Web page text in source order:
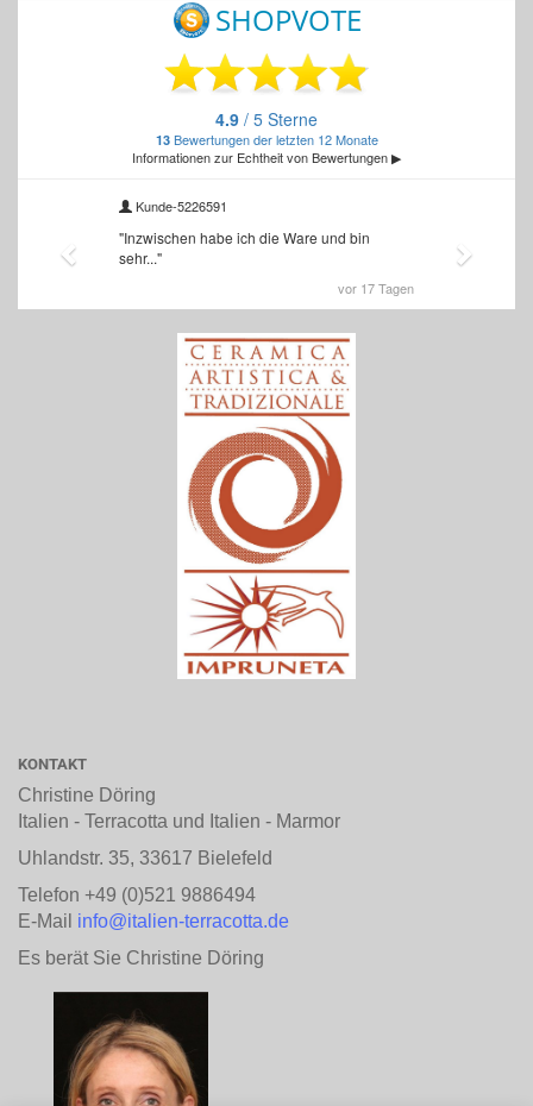
KONTAKT
Christine Döring
Italien - Terracotta und Italien - Marmor
Uhlandstr. 35, 33617 Bielefeld
Telefon +49 (0)521 9886494
E-Mail info@italien-terracotta.de
Es berät Sie Christine Döring